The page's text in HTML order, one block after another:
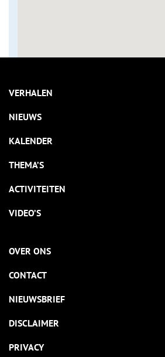
VERHALEN
NIEUWS
KALENDER
THEMA’S
ACTIVITEITEN
VIDEO’S
OVER ONS
CONTACT
NIEUWSBRIEF
DISCLAIMER
PRIVACY